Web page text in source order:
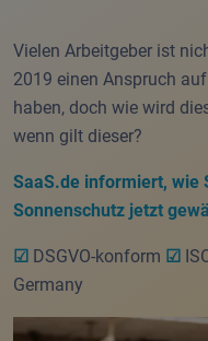
Vielen Arbeitgeber ist
2019 einen Anspruch
haben, doch wie wird
wenn gilt dieser?
SaaS.de informiert, wie
Sonnenschutz jetzt
☑ DSGVO-konform ☑
Germany